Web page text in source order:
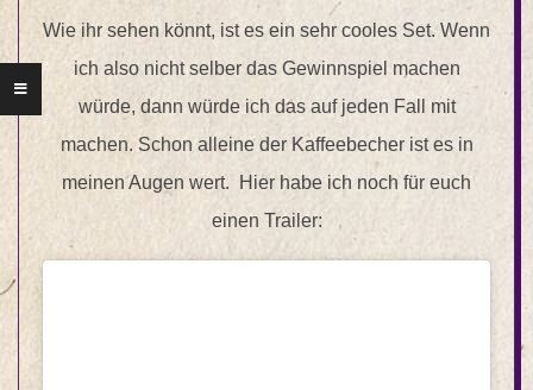
Wie ihr sehen könnt, ist es ein sehr cooles Set. Wenn
ich also nicht selber das Gewinnspiel machen
würde, dann würde ich das auf jeden Fall mit
machen. Schon alleine der Kaffeebecher ist es in
meinen Augen wert. Hier habe ich noch für euch
einen Trailer: